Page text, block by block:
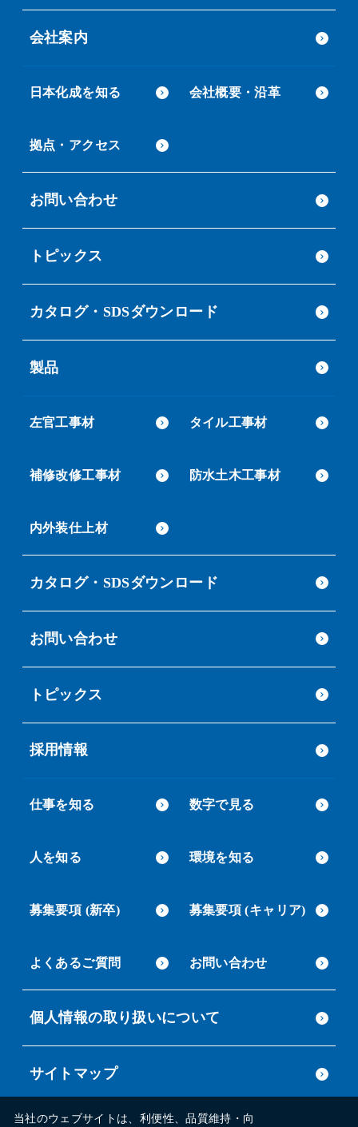
会社案内
日本化成を知る 会社概要・沿革
拠点・アクセス
お問い合わせ
トピックス
カタログ・SDSダウンロード
製品
左官工事材 タイル工事材
補修改修工事材 防水土木工事材
内外装仕上材
カタログ・SDSダウンロード
お問い合わせ
トピックス
採用情報
仕事を知る 数字で見る
人を知る 環境を知る
募集要項 (新卒) 募集要項 (キャリア)
よくあるご質問 お問い合わせ
個人情報の取り扱いについて
サイトマップ
当社のウェブサイトは、利便性、品質維持・向